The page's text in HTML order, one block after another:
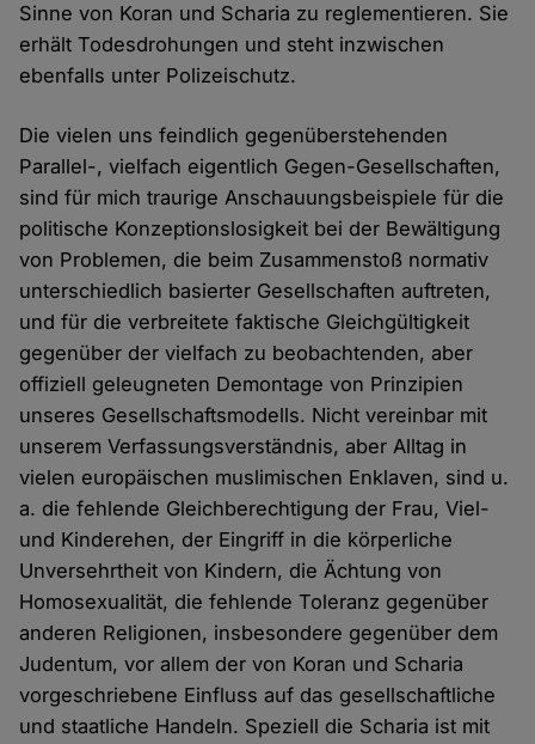
Sinne von Koran und Scharia zu reglementieren. Sie
erhält Todesdrohungen und steht inzwischen
ebenfalls unter Polizeischutz.
Die vielen uns feindlich gegenüberstehenden
Parallel-, vielfach eigentlich Gegen-Gesellschaften,
sind für mich traurige Anschauungsbeispiele für die
politische Konzeptionslosigkeit bei der Bewältigung
von Problemen, die beim Zusammenstoß normativ
unterschiedlich basierter Gesellschaften auftreten,
und für die verbreitete faktische Gleichgültigkeit
gegenüber der vielfach zu beobachtenden, aber
offiziell geleugneten Demontage von Prinzipien
unseres Gesellschaftsmodells. Nicht vereinbar mit
unserem Verfassungsverständnis, aber Alltag in
vielen europäischen muslimischen Enklaven, sind u.
a. die fehlende Gleichberechtigung der Frau, Viel-
und Kinderehen, der Eingriff in die körperliche
Unversehrtheit von Kindern, die Ächtung von
Homosexualität, die fehlende Toleranz gegenüber
anderen Religionen, insbesondere gegenüber dem
Judentum, vor allem der von Koran und Scharia
vorgeschriebene Einfluss auf das gesellschaftliche
und staatliche Handeln. Speziell die Scharia ist mit